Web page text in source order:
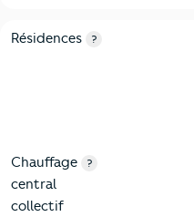
8-Chauffage
Critères Cité Jardins
Résidences ?
Chauffage
central
collectif
?